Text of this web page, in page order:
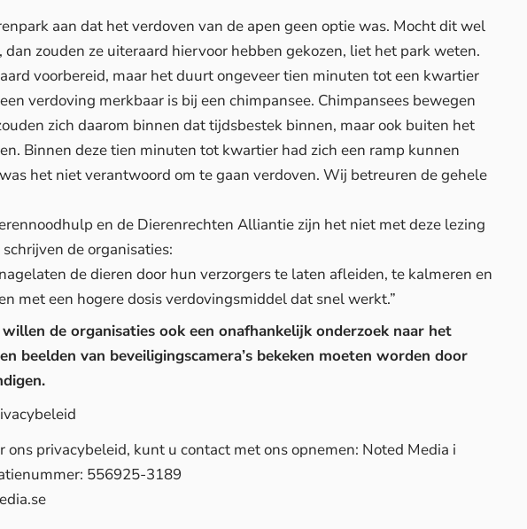
aan dat het verdoven van de apen geen optie was. Mocht dit wel
zouden ze uiteraard hiervoor hebben gekozen, liet het park weten.
voorbereid, maar het duurt ongeveer tien minuten tot een kwartier
verdoving merkbaar is bij een chimpansee. Chimpansees bewegen
zich daarom binnen dat tijdsbestek binnen, maar ook buiten het
Binnen deze tien minuten tot kwartier had zich een ramp kunnen
het niet verantwoord om te gaan verdoven. Wij betreuren de gehele
en de Dierenrechten Alliantie zijn het niet met deze lezing
schrijven de organisaties:
de dieren door hun verzorgers te laten afleiden, te kalmeren en
met een hogere dosis verdovingsmiddel dat snel werkt.”
willen de organisaties ook een onafhankelijk onderzoek naar het
beelden van beveiligingscamera’s bekeken moeten worden door
ons privacybeleid, kunt u contact met ons opnemen: Noted Media i
556925-3189